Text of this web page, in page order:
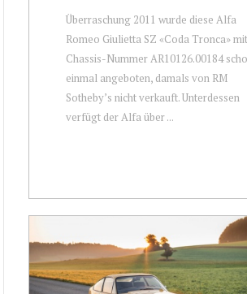
Überraschung 2011 wurde diese Alfa
Romeo Giulietta SZ «Coda Tronca» mit
Chassis-Nummer AR10126.00184
einmal angeboten, damals von RM
Sotheby’s nicht verkauft. Unterdessen
verfügt der Alfa über ...